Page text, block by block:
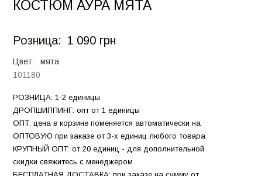
КОСТЮМ АУРА МЯТА
Розница: 1 090 грн
Цвет:
мята
101180
РОЗНИЦА: 1-2 единицы
ДРОПШИППИНГ: опт от 1 единицы
ОПТ: цена в корзине поменяется автоматически на
ОПТОВУЮ при заказе от 3-х единиц любого товара
КРУПНЫЙ ОПТ: от 20 единиц - для дополнительной
скидки свяжитесь с менеджером